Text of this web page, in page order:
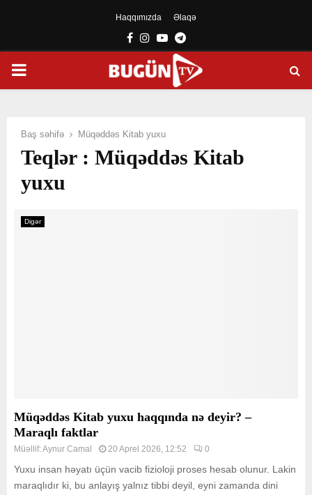
Haqqımızda Əlaqə
Facebook
Instagram
YoutubeTelegram
PRIMARY
Baş səhifə Müqəddəs Kitab yuxu
Teqlər : Müqəddəs Kitab
yuxu
Digər
Müqəddəs Kitab yuxu haqqında nə deyir? –
Maraqlı faktlar
Müəllif:Aynur Camal 20 Aprel 2026, 12:52 0
Yuxu insan həyatı üçün vacib fizioloji proses hesab olunur. Lakin
maraqlıdır ki, bu anlayış yalnız tibbi deyil, eyni zamanda dini